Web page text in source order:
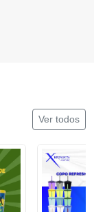
Ver todos